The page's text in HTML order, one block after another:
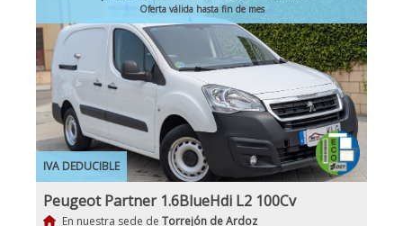
IVA DEDUCIBLE
Oferta válida hasta fin de mes
Peugeot Partner 1.6BlueHdi L2 100Cv
En nuestra sede de Torrejón de Ardoz